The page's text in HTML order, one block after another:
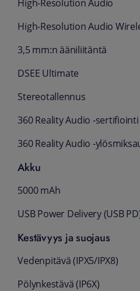
High-Resolution Audio
High-Resolution Audio
3,5 mm:n ääniliitäntä
DSEE Ultimate
Stereotallennus
360 Reality Audio -sertifiointi
360 Reality Audio -
Akku
5000 mAh
USB Power Delivery (USB
Kestävyys ja suojaus
Vedenpitävä (IPX5/IPX8)
Pölynkestävä (IP6X)